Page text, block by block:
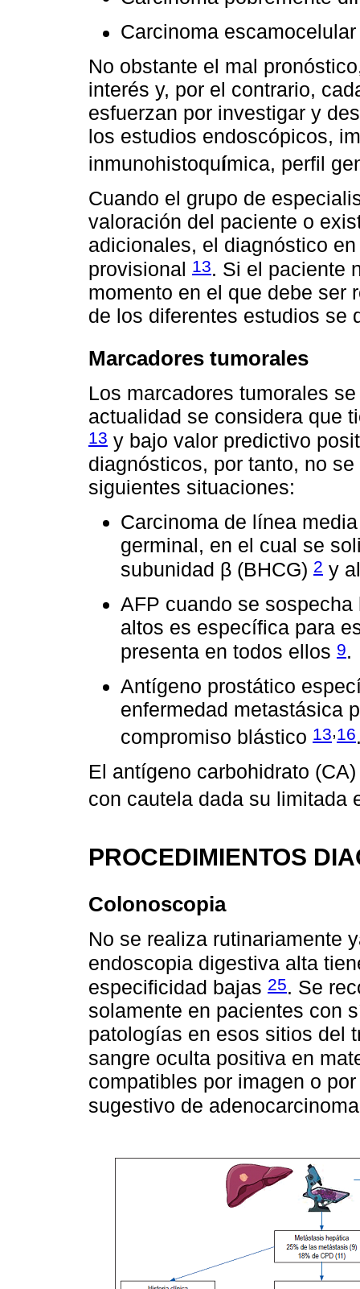
Carcinoma
No obstante el mal
interés y, por el contrario,
esfuerzan por investigar y
los estudios endoscópicos,
inmunohistoquímica, perfil
Cuando el grupo de
valoración del paciente o
adicionales, el diagnóstico
provisional 13. Si el paciente
momento en el que debe ser
de los diferentes estudios se
Marcadores tumorales
Los marcadores tumorales
actualidad se considera que
13 y bajo valor predictivo
diagnósticos, por tanto, no
siguientes situaciones:
Carcinoma de línea
germinal, en el cual se
subunidad β (BHCG) 2 y
AFP cuando se
altos es específica para
presenta en todos ellos 9.
Antígeno prostático
enfermedad metastásica
compromiso blástico 13,16
El antígeno carbohidrato
con cautela dada su limitada
PROCEDIMIENTOS
Colonoscopia
No se realiza rutinariamente
endoscopia digestiva alta
especificidad bajas 25. Se
solamente en pacientes con
patologías en esos sitios del
sangre oculta positiva en
compatibles por imagen o
sugestivo de